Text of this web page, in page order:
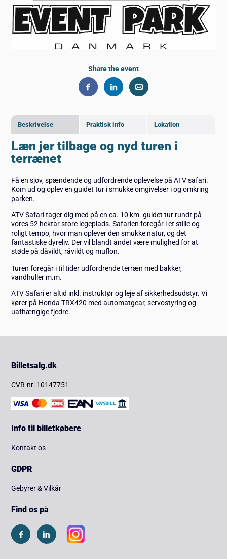
Beskrivelse Praktisk info Lokation
Læn jer tilbage og nyd turen i
terrænet
Få en sjov, spændende og udfordrende oplevelse på ATV safari.
Kom ud og oplev en guidet tur i smukke omgivelser i og omkring
parken.
ATV Safari tager dig med på en ca. 10 km. guidet tur rundt på
vores 52 hektar store legeplads. Safarien foregår i et stille og
roligt tempo, hvor man oplever den smukke natur, og det
fantastiske dyreliv. Der vil blandt andet være mulighed for at
støde på dåvildt, råvildt og muflon.
Turen foregår i til tider udfordrende terræn med bakker,
vandhuller m.m.
ATV Safari er altid inkl. instruktør og leje af sikkerhedsudstyr. Vi
kører på Honda TRX420 med automatgear, servostyring og
uafhængige fjedre.
Share the event
Billetsalg.dk
CVR-nr: 10147751
Info til billetkøbere
Kontakt os
GDPR
Gebyrer & Vilkår
Find os på